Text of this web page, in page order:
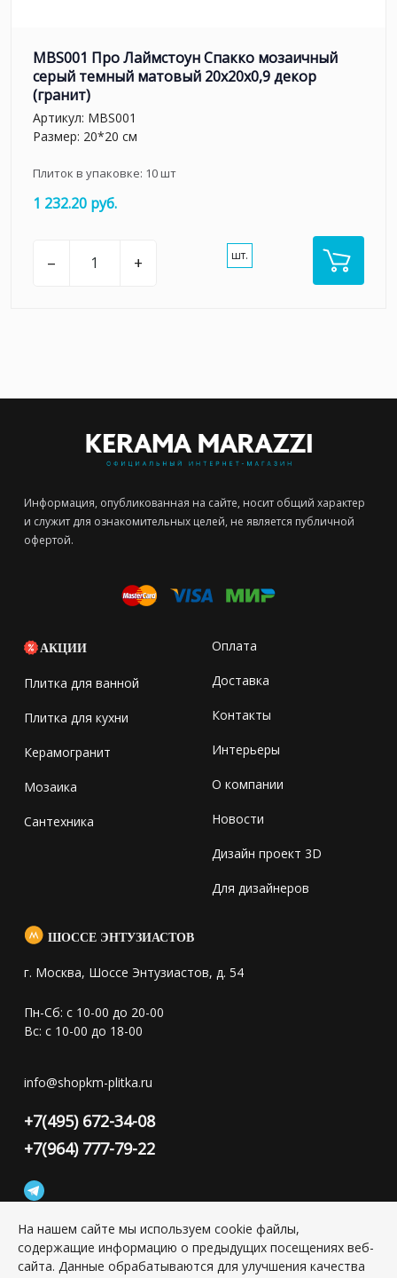
MBS001 Про Лаймстоун Спакко мозаичный
серый темный матовый 20х20х0,9 декор
(гранит)
Артикул: MBS001
Размер: 20*20 см
Плиток в упаковке: 10шт
1 232.20 руб.
– + шт.
Информация, опубликованная на сайте, носит общий характер
и служит для ознакомительных целей, не является публичной
офертой.
АКЦИИ
Плитка для ванной
Плитка для кухни
Керамогранит
Мозаика
Сантехника
Оплата
Доставка
Контакты
Интерьеры
О компании
Новости
Дизайн проект 3D
Для дизайнеров
ШОССЕ ЭНТУЗИАСТОВ
г. Москва, Шоссе Энтузиастов, д. 54
Пн-Сб: с 10-00 до 20-00
Вс: с 10-00 до 18-00
info@shopkm-plitka.ru
+7(495) 672-34-08
+7(964) 777-79-22
Конфиденциальность персональной информации
На нашем сайте мы используем cookie файлы,
содержащие информацию о предыдущих посещениях веб-
сайта. Данные обрабатываются для улучшения качества